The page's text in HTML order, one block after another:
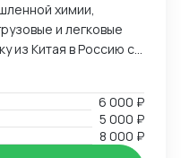
химии,
и легковые
из Китая в Россию со
под ключ.
в
компаний, а также
онлайн
1688, Meituan,
6 000 ₽
5 000 ₽
8 000 ₽